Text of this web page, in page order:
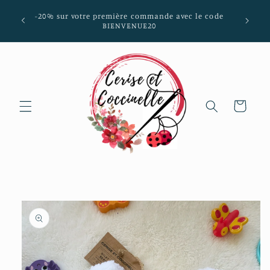
au
-20% sur votre première commande avec le code
BIENVENUE20
Panier
Passer aux
informations
produits